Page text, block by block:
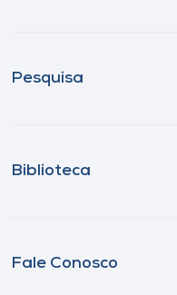
Pesquisa
Biblioteca
Fale Conosco